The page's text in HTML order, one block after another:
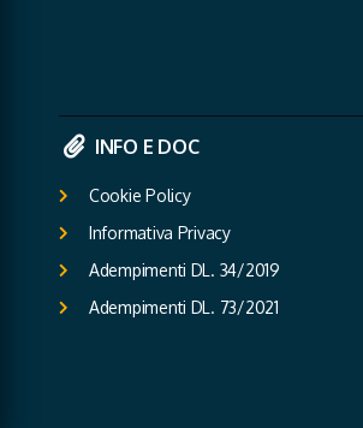
INFO E DOC
Cookie Policy
Informativa Privacy
Adempimenti DL. 34/2019
Adempimenti DL. 73/2021